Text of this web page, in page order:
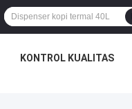
KONTROL KUALITAS